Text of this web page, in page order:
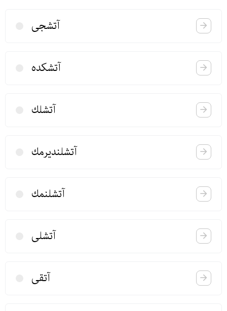
آتشجی
آتشكده
آتشلك
آتشلندیرمك
آتشلنمك
آتشلی
آتقی